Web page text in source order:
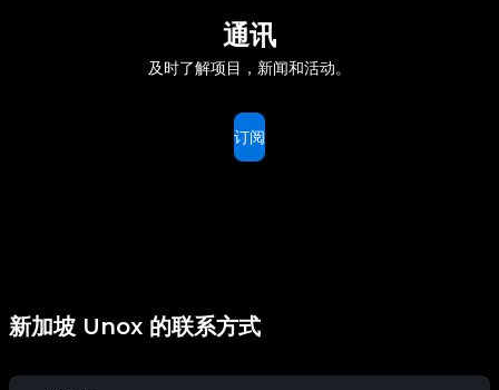
通讯
及时了解项目，新闻和活动。
订阅
新加坡 Unox 的联系方式